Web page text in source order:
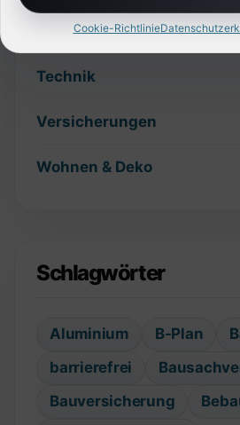
Cookie-Richtlinie
Sonstiges
Technik
Versicherungen
Wohnen & Deko
Schlagwörter
Aluminium B-Plan
barrierefrei
Bauversicherung